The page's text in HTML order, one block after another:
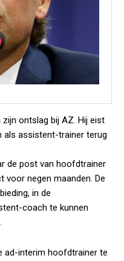
ontslag bij AZ. Hij eist
als assistent-trainer terug
de post van hoofdtrainer
negen maanden. De
in de
coach te kunnen
ad-interim hoofdtrainer te